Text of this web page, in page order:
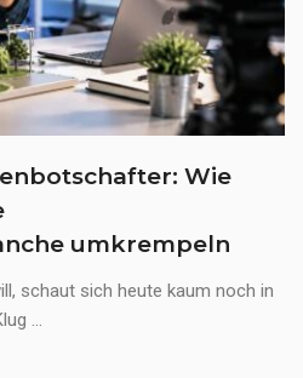
Wie
umkrempeln
schaut sich heute kaum noch in
...